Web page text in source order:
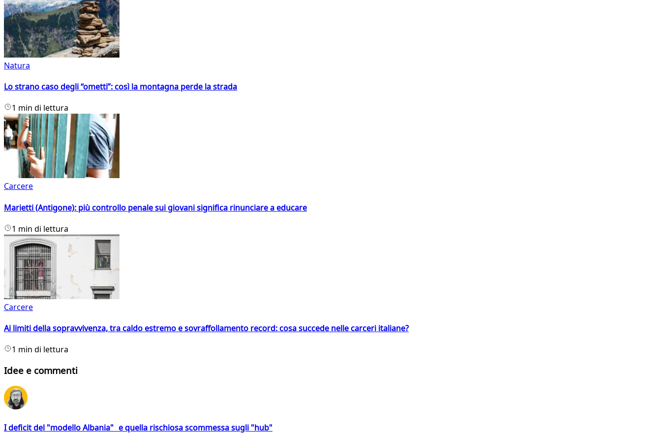
Natura
Lo strano caso degli “ometti”: così la montagna perde la strada
1 min di lettura
Carcere
Marietti (Antigone): più controllo penale sui giovani significa rinunciare a educare
1 min di lettura
Carcere
Ai limiti della sopravvivenza, tra caldo estremo e sovraffollamento record: cosa succede nelle carceri italiane?
1 min di lettura
Idee e commenti
I deficit del "modello Albania" e quella rischiosa scommessa sugli "hub"